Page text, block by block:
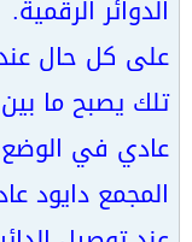
الدوائر الرقمية.
على كل حال عند
تلك يصبح ما
عادي في الوضع
المجمع دايود